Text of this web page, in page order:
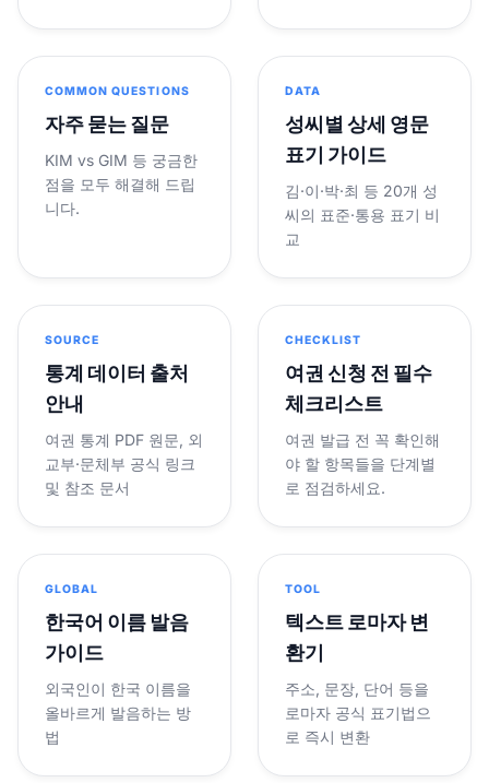
COMMON QUESTIONS
자주 묻는 질문
KIM vs GIM 등 궁금한
점을 모두 해결해 드립
니다.
DATA
성씨별 상세 영문
표기 가이드
김·이·박·최 등 20개 성
씨의 표준·통용 표기 비
교
SOURCE
통계 데이터 출처
안내
여권 통계 PDF 원문, 외
교부·문체부 공식 링크
및 참조 문서
CHECKLIST
여권 신청 전 필수
체크리스트
여권 발급 전 꼭 확인해
야 할 항목들을 단계별
로 점검하세요.
GLOBAL
한국어 이름 발음
가이드
외국인이 한국 이름을
올바르게 발음하는 방
법
TOOL
텍스트 로마자 변
환기
주소, 문장, 단어 등을
로마자 공식 표기법으
로 즉시 변환